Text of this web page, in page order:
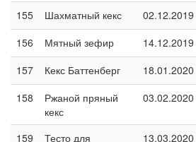
155 Шахматный кекс 02.12.2019
156
Мятный зефир 14.12.2019
157
Кекс Баттенберг 18.01.2020
158
Ржаной пряный
кекс
03.02.2020
159
Тесто для
13.03.2020